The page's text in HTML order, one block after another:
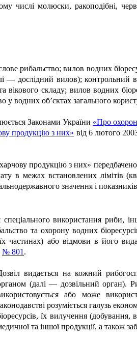
числі молюски, ракоподібні,
рибальство; вилов водних
— дослідний вилов);
складу; вилов водних
у водних об’єктах загального
Законами України «Про
продукцію з них» від 6 лютого
продукцію з них»
межах встановлених лімітів
значення і
використання риби,
та охорону водних
частинах) або відмови в його
№ 801 .
видається на кожний
(далі — дозвільний орган).
або може
розуміється галузь
їх вилучення (добування,
та іншої продукції, а також